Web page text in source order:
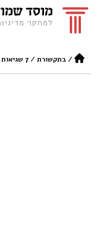
/בתקשורת /7 שגיאות בדרך לנכבה לבנונית